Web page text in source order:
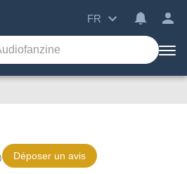
FR
Déposer un avis